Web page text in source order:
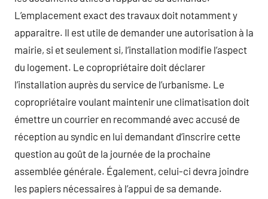
L’emplacement exact des travaux doit notamment y
apparaitre. Il est utile de demander une autorisation à la
mairie, si et seulement si, l’installation modifie l’aspect
du logement. Le copropriétaire doit déclarer
l’installation auprès du service de l’urbanisme. Le
copropriétaire voulant maintenir une climatisation doit
émettre un courrier en recommandé avec accusé de
réception au syndic en lui demandant d’inscrire cette
question au goût de la journée de la prochaine
assemblée générale. Également, celui-ci devra joindre
les papiers nécessaires à l’appui de sa demande.